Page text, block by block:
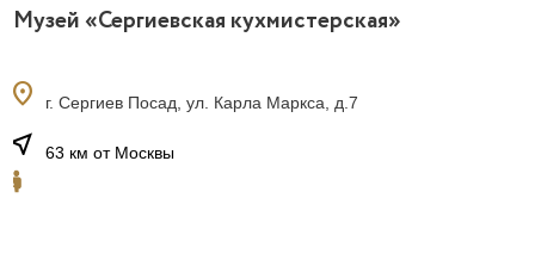
Музей «Сергиевская кухмистерская»
location_on г. Сергиев Посад, ул. Карла Маркса, д.7
near_me 63 км от Москвы